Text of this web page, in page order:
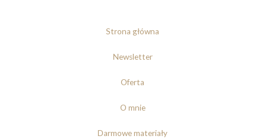
Strona główna
Newsletter
Oferta
O mnie
Darmowe materiały